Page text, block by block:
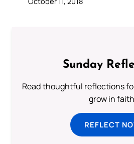
Sunday
Read thoughtful reflections
grow in
REFLECT